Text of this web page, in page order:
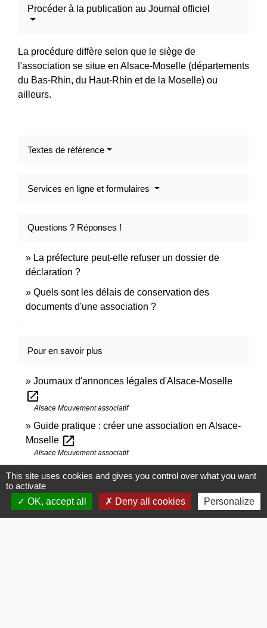
Procéder à la publication au Journal officiel
La procédure diffère selon que le siège de
l'association se situe en Alsace-Moselle (départements
du Bas-Rhin, du Haut-Rhin et de la Moselle) ou
ailleurs.
Textes de référence
Services en ligne et formulaires
Questions ? Réponses !
La préfecture peut-elle refuser un dossier de
déclaration ?
Quels sont les délais de conservation des
documents d'une association ?
Pour en savoir plus
Journaux d'annonces légales d'Alsace-Moselle
open_in_new
Alsace Mouvement associatif
Guide pratique : créer une association en Alsace-
Moselle open_in_new
Alsace Mouvement associatif
This site uses cookies and gives you control over what you want
to activate
OK, accept all
Deny all cookies Personalize